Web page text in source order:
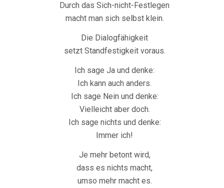
Durch das Sich-nicht-Festlegen
macht man sich selbst klein.
Die Dialogfähigkeit
setzt Standfestigkeit voraus.
Ich sage Ja und denke:
Ich kann auch anders.
Ich sage Nein und denke:
Vielleicht aber doch.
Ich sage nichts und denke:
Immer ich!
Je mehr betont wird,
dass es nichts macht,
umso mehr macht es.